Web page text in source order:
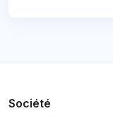
Société